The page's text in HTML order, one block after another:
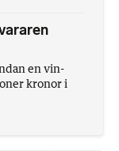
en vin-
kronor i